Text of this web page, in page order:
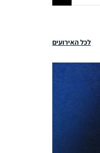
לכל האירועים